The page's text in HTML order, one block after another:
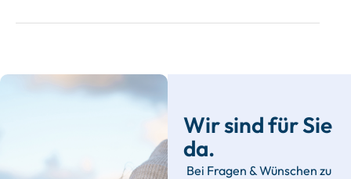
Wir sind für Sie
da.
Bei Fragen & Wünschen zu